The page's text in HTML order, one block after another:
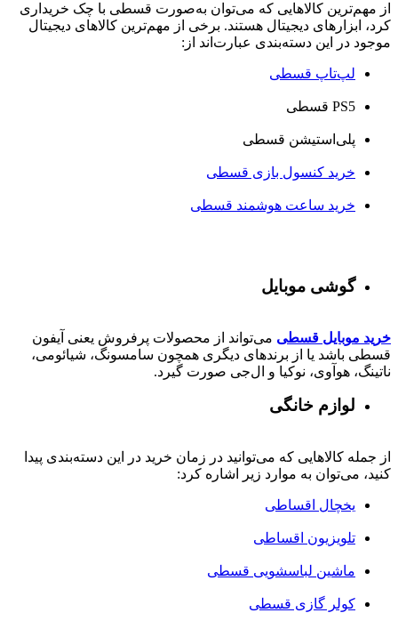
از مهم‌ترین کالاهایی که می‌توان به‌صورت قسطی با چک خریداری
کرد، ابزارهای دیجیتال هستند. برخی از مهم‌ترین کالاهای دیجیتال
موجود در این دسته‌بندی عبارت‌اند از:
لپ‌تاپ قسطی
PS5 قسطی
پلی‌استیشن قسطی
خرید کنسول بازی قسطی
خرید ساعت هوشمند قسطی
گوشی موبایل
خرید موبایل قسطی می‌تواند از محصولات پرفروش یعنی آیفون
قسطی باشد یا از برندهای دیگری همچون سامسونگ، شیائومی،
ناتینگ، هوآوی، نوکیا و ال‌جی صورت گیرد.
لوازم خانگی
از جمله کالاهایی که می‌توانید در زمان خرید در این دسته‌بندی پیدا
کنید، می‌توان به موارد زیر اشاره کرد:
یخچال اقساطی
تلویزیون اقساطی
ماشین لباسشویی قسطی
کولر گازی قسطی